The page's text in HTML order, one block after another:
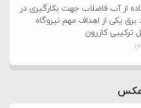
از آب فاضلاب جهت بکارگیری در
برق یکی از اهداف مهم نیروگاه
ترکیبی کازرون
عکس